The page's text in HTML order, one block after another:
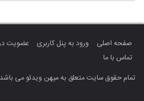
صفحه اصلی ورود به پنل کاربری عضویت
تماس با ما
تمام حقوق سایت متعلق به میهن ویدئو می